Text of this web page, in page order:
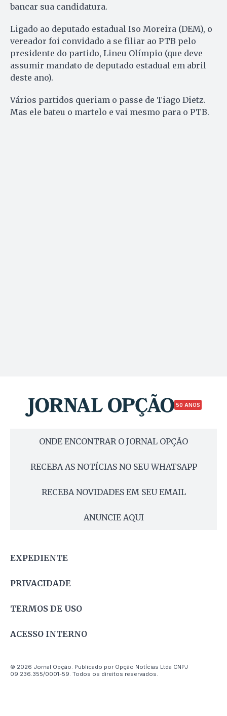
bancar sua candidatura.
Ligado ao deputado estadual Iso Moreira (DEM), o
vereador foi convidado a se filiar ao PTB pelo
presidente do partido, Lineu Olímpio (que deve
assumir mandato de deputado estadual em abril
deste ano).
Vários partidos queriam o passe de Tiago Dietz.
Mas ele bateu o martelo e vai mesmo para o PTB.
50 ANOS
ONDE ENCONTRAR O JORNAL OPÇÃO
RECEBA AS NOTÍCIAS NO SEU WHATSAPP
RECEBA NOVIDADES EM SEU EMAIL
ANUNCIE AQUI
EXPEDIENTE
PRIVACIDADE
TERMOS DE USO
ACESSO INTERNO
© 2026 Jornal Opção. Publicado por Opção Notícias Ltda CNPJ
09.236.355/0001-59. Todos os direitos reservados.